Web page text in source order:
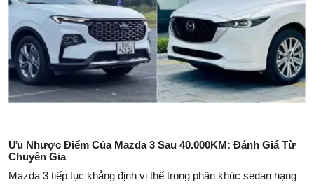
Ưu Nhược Điểm Của Mazda 3 Sau 40.000KM: Đánh Giá Từ
Chuyên Gia
Mazda 3 tiếp tục khẳng định vị thế trong phân khúc sedan hạng